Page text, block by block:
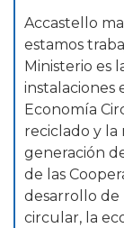
Accastello
estamos
Ministerio es
instalaciones
Economía
reciclado y la
generación
de las
desarrollo de
circular, la